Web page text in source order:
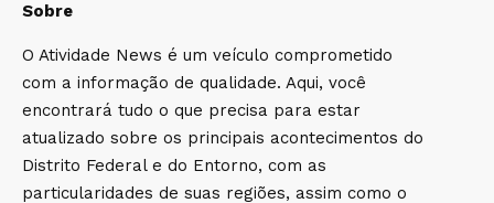
Sobre
O Atividade News é um veículo comprometido
com a informação de qualidade. Aqui, você
encontrará tudo o que precisa para estar
atualizado sobre os principais acontecimentos do
Distrito Federal e do Entorno, com as
particularidades de suas regiões, assim como o